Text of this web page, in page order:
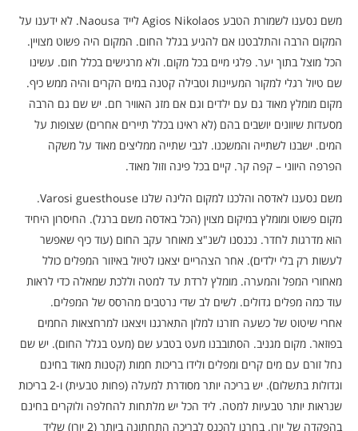
משם נסענו לשמורת הטבע Agios Nikolaos לייד Naousa. לא ידענו על
המקום הרבה והתלבטנו אם להגיע בגלל החום. המקום היה פשוט מצויין.
הכל מוצל בתוך יער. פלגי מיים בכל מקום. ולא מרגישים בכלל חום. עשינו
שם טיול רגלי למקור המעיינות וטבילה קטנה במים הקרים והיה ממש כיף.
מקום מומלץ מאוד גם עם ילדים וגם אם מזג האוויר חם. יש שם גם הרבה
מסעדות שיוונים יושבים בהם (לא ראינו בכלל תיירים אחרים) שצופות על
המים. ישבנו לשתייה והמשכנו. לגבי שתייה ממליצים מאוד על משקה
הפרפה היווני – קפה קר. קיים בכל פינה וזול מאוד.
משם נסענו לאדסה והלכנו למקום הלינה שלנו Varosi guesthouse.
מקום פשוט ומומלץ במיקום מצוין (הכל באדסה משם ברגל). החיסרון היחיד
הוא מדרגות לחדר. נכנסנו לשנ"צ מאוחר עקב החום (עוד כיף שאפשר
לעשות רק בלי ילדים). אחר הצהריים יצאנו לטיול באיזור המפלים כולל
מאחורי המפל והמערה. מומלץ לרדת עד למטה וללכת שמאלה כדי לראות
עוד כמה מפלים גדולים. לשים לב שדי נרטבים מהרסס של המפלים.
אחרי שיטוט של כשעה חזרנו למלון התארגנו ויצאנו למרחצאות החמים
בפוזאר. מקום מגניב. הסתובבנו מעט בטבע שם (מעט בגלל החום). יש שם
נחל זורם עם מים קרים ומפלים ולידו בריכות חמות (קטנות מאוד בחינם
וגדולות בתשלום). יש בריכה יותר מסודרת למעלה (פחות טבעית) ו-2 בריכות
שנראות יותר טבעיות למטה. ליד הכל יש מלתחות להחלפה ולוקרים בחינם
בהפקדה של יורו. בחרנו להכנס לבריכה התחתונה ביותר (2 יורו) שליד